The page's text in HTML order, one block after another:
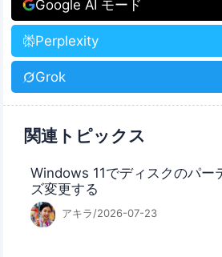
Google AI モード
Perplexity
Grok
関連トピックス
Windows 11でディスクのパー
ズ変更する
アキラ/2026-07-23